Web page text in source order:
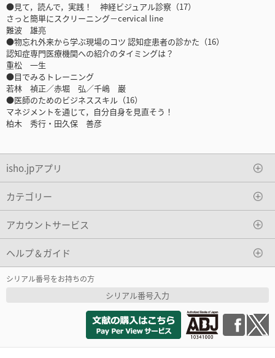
●見て，読んで，実践！ 神経ビジュアル診察（17）
さっと簡単にスクリーニング－cervical line
難波 雄亮
●物忘れ外来から学ぶ現場のコツ 認知症患者の診かた（16）
認知症専門医療機関への紹介のタイミングは？
重松 一生
●目でみるトレーニング
若林 禎正／赤堀 弘／千嶋 巌
●医師のためのビジネススキル（16）
マネジメントを通じて，自分自身を見直そう！
柏木 秀行・田久保 善彦
isho.jpアプリ
カテゴリー
アカウントサービス
ヘルプ＆ガイド
シリアル番号をお持ちの方
シリアル番号入力